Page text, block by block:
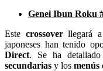
Genei Ibun Roku
Este crossoverllegará a
japoneses han tenido
Direct. Se ha
secundarias y los menús